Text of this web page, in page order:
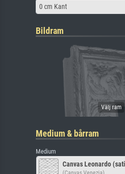
0 cm Kant
Bildram
Medium & bårram
Medium
Canvas Leonardo